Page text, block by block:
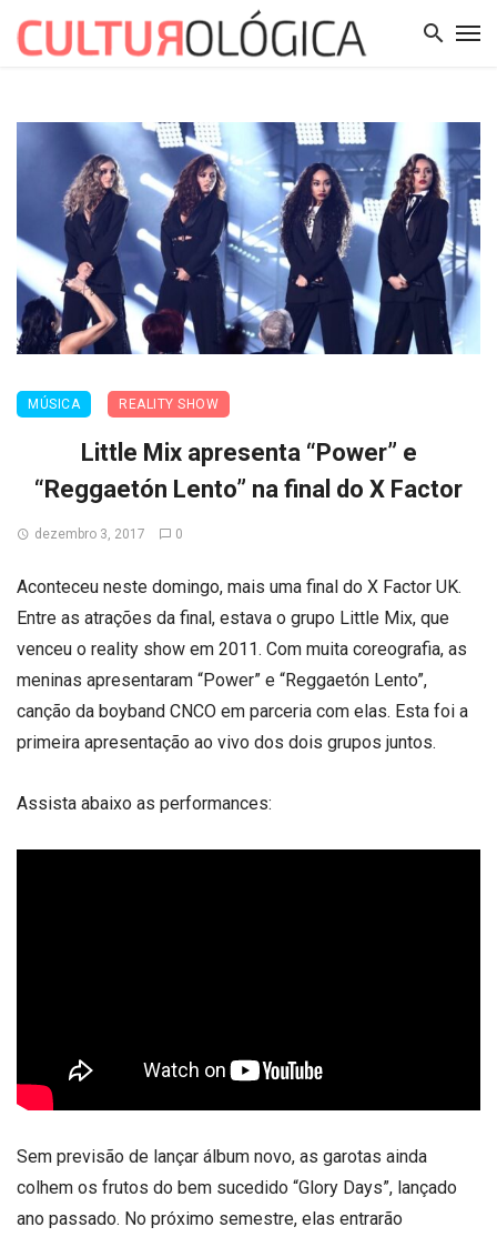
MÚSICA REALITY SHOW
Little Mix apresenta “Power” e
“Reggaetón Lento” na final do X Factor
dezembro 3, 2017 0
Aconteceu neste domingo, mais uma final do X Factor UK.
Entre as atrações da final, estava o grupo Little Mix, que
venceu o reality show em 2011. Com muita coreografia, as
meninas apresentaram “Power” e “Reggaetón Lento”,
canção da boyband CNCO em parceria com elas. Esta foi a
primeira apresentação ao vivo dos dois grupos juntos.
Assista abaixo as performances:
Sem previsão de lançar álbum novo, as garotas ainda
colhem os frutos do bem sucedido “Glory Days”, lançado
ano passado. No próximo semestre, elas entrarão